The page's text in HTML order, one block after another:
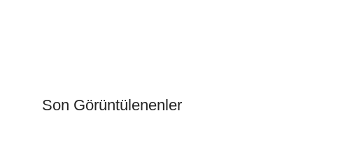
Kampçı Şefler İçin
Son Görüntülenenler